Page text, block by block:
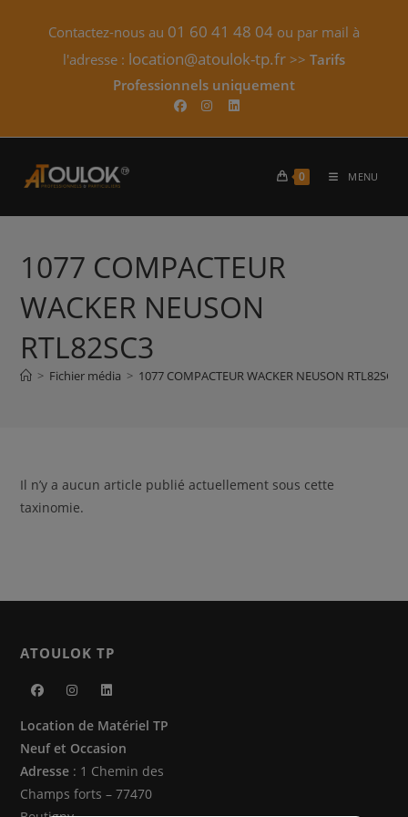
Contactez-nous au 01 60 41 48 04 ou par mail à
l'adresse : location@atoulok-tp.fr >> Tarifs
Professionnels uniquement​
0 MENU
1077 COMPACTEUR
WACKER NEUSON
RTL82SC3
> Fichier média > 1077 COMPACTEUR WACKER NEUSON RTL82SC3
Il n’y a aucun article publié actuellement sous cette
taxinomie.
ATOULOK TP
dans
un
nouvel
onglet
dans
un
nouvel
onglet
dans
un
nouvel
onglet
Location de Matériel TP
Neuf et Occasion
Adresse : 1 Chemin des
Champs forts – 77470